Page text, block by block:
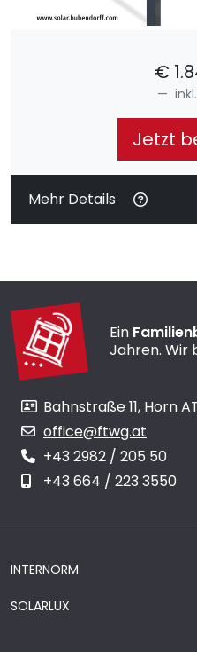
€
Jetzt
Mehr Details
Ein
Jahren. Wir
Bahnstraße 11, Horn
office@ftwg.at
+43 2982 / 205 50
+43 664 / 223 3550
INTERNORM
SOLARLUX